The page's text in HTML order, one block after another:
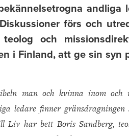
andliga
förs och
teolog och
i Finland, att ge sin syn
man och kvinna inom och
ledare finner
har bett Boris Sandberg,